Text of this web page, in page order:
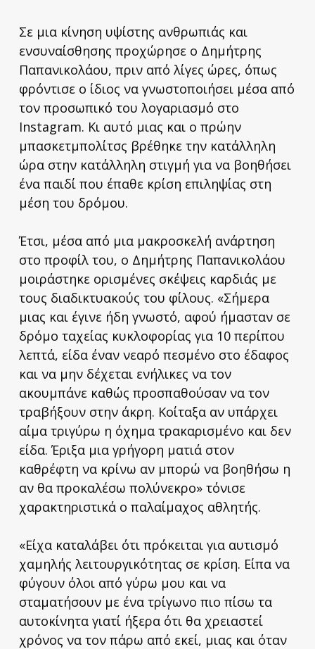
Σε μια κίνηση υψίστης ανθρωπιάς και
ενσυναίσθησης προχώρησε ο Δημήτρης
Παπανικολάου, πριν από λίγες ώρες, όπως
φρόντισε ο ίδιος να γνωστοποιήσει μέσα από
τον προσωπικό του λογαριασμό στο
Instagram. Κι αυτό μιας και ο πρώην
μπασκετμπολίτσς βρέθηκε την κατάλληλη
ώρα στην κατάλληλη στιγμή για να βοηθήσει
ένα παιδί που έπαθε κρίση επιληψίας στη
μέση του δρόμου.
Έτσι, μέσα από μια μακροσκελή ανάρτηση
στο προφίλ του, ο Δημήτρης Παπανικολάου
μοιράστηκε ορισμένες σκέψεις καρδιάς με
τους διαδικτυακούς του φίλους. «Σήμερα
μιας και έγινε ήδη γνωστό, αφού ήμασταν σε
δρόμο ταχείας κυκλοφορίας για 10 περίπου
λεπτά, είδα έναν νεαρό πεσμένο στο έδαφος
και να μην δέχεται ενήλικες να τον
ακουμπάνε καθώς προσπαθούσαν να τον
τραβήξουν στην άκρη. Κοίταξα αν υπάρχει
αίμα τριγύρω η όχημα τρακαρισμένο και δεν
είδα. Έριξα μια γρήγορη ματιά στον
καθρέφτη να κρίνω αν μπορώ να βοηθήσω η
αν θα προκαλέσω πολύνεκρο» τόνισε
χαρακτηριστικά ο παλαίμαχος αθλητής.
«Είχα καταλάβει ότι πρόκειται για αυτισμό
χαμηλής λειτουργικότητας σε κρίση. Είπα να
φύγουν όλοι από γύρω μου και να
σταματήσουν με ένα τρίγωνο πιο πίσω τα
αυτοκίνητα γιατί ήξερα ότι θα χρειαστεί
χρόνος να τον πάρω από εκεί, μιας και όταν